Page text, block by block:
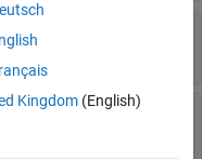
object handle
Kingdom(English)